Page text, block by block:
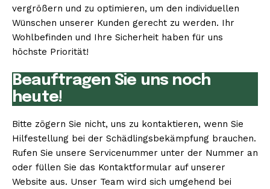
vergrößern und zu optimieren, um den individuellen
Wünschen unserer Kunden gerecht zu werden. Ihr
Wohlbefinden und Ihre Sicherheit haben für uns
höchste Priorität!
Beauftragen Sie uns noch
heute!
Bitte zögern Sie nicht, uns zu kontaktieren, wenn Sie
Hilfestellung bei der Schädlingsbekämpfung brauchen.
Rufen Sie unsere Servicenummer unter der Nummer an
oder füllen Sie das Kontaktformular auf unserer
Website aus. Unser Team wird sich umgehend bei